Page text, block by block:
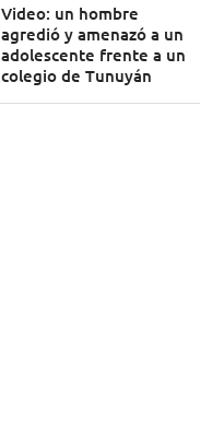
Video: un hombre
agredió y amenazó a un
adolescente frente a un
colegio de Tunuyán